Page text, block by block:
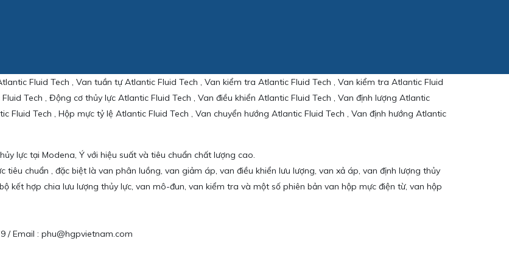
Fluid Tech , Van tuần tự Atlantic Fluid Tech , Van kiểm tra Atlantic Fluid Tech , Van kiểm tra Atlantic Fluid
Tech , Động cơ thủy lực Atlantic Fluid Tech , Van điều khiển Atlantic Fluid Tech , Van định lượng Atlantic
Fluid Tech , Hộp mực tỷ lệ Atlantic Fluid Tech , Van chuyển hướng Atlantic Fluid Tech , Van định hướng Atlantic
lực tại Modena, Ý với hiệu suất và tiêu chuẩn chất lượng cao.
chuẩn , đặc biệt là van phân luồng, van giảm áp, van điều khiển lưu lượng, van xả áp, van định lượng thủy
kết hợp chia lưu lượng thủy lực, van mô-đun, van kiểm tra và một số phiên bản van hộp mực điện từ, van hộp
/ Email : phu@hgpvietnam.com